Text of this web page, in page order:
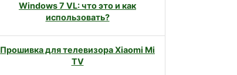
Windows 7 VL: что это и как
использовать?
Прошивка для телевизора Xiaomi Mi
TV